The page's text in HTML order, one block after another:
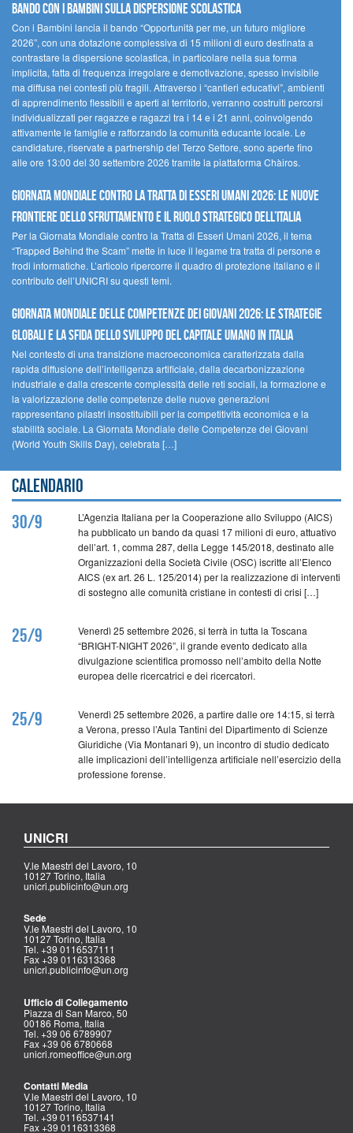
Bando Con i Bambini sulla dispersione scolastica
Con i Bambini lancia il bando “Opportunità per me, un futuro migliore
2026”, con una dotazione complessiva di 15 milioni di euro destinata a
contrastare la dispersione scolastica, in particolare nella sua forma
implicita, fatta di frequenza irregolare e demotivazione, spesso invisibile
ma diffusa nei contesti più fragili. Attraverso i “cantieri educativi”, ambienti
di apprendimento flessibili e aperti al territorio, verranno costruiti percorsi
individualizzati per ragazze e ragazzi tra i 14 e i 21 anni, coinvolgendo
attivamente le famiglie e rafforzando la comunità educante locale. Le
candidature, riservate a partnership del Terzo Settore, sono aperte fino
alle ore 13:00 del 30 settembre 2026 tramite la piattaforma Chàiros.
GIORNATA MONDIALE CONTRO LA TRATTA DI ESSERI UMANI 2026: LE NUOVE
FRONTIERE DELLO SFRUTTAMENTO E IL RUOLO STRATEGICO DELL’ITALIA
Per la Giornata Mondiale contro la Tratta di Esseri Umani 2026, il tema
“Trapped Behind the Scam” mette in luce il legame tra tratta di persone e
frodi informatiche. L’articolo ripercorre il quadro di protezione italiano e il
contributo dell’UNICRI su questi temi.
GIORNATA MONDIALE DELLE COMPETENZE DEI GIOVANI 2026: LE STRATEGIE
GLOBALI E LA SFIDA DELLO SVILUPPO DEL CAPITALE UMANO IN ITALIA
Nel contesto di una transizione macroeconomica caratterizzata dalla
rapida diffusione dell’intelligenza artificiale, dalla decarbonizzazione
industriale e dalla crescente complessità delle reti sociali, la formazione e
la valorizzazione delle competenze delle nuove generazioni
rappresentano pilastri insostituibili per la competitività economica e la
stabilità sociale. La Giornata Mondiale delle Competenze dei Giovani
(World Youth Skills Day), celebrata […]
Calendario
30/9
L’Agenzia Italiana per la Cooperazione allo Sviluppo (AICS)
ha pubblicato un bando da quasi 17 milioni di euro, attuativo
dell’art. 1, comma 287, della Legge 145/2018, destinato alle
Organizzazioni della Società Civile (OSC) iscritte all’Elenco
AICS (ex art. 26 L. 125/2014) per la realizzazione di interventi
di sostegno alle comunità cristiane in contesti di crisi […]
25/9
Venerdì 25 settembre 2026, si terrà in tutta la Toscana
“BRIGHT-NIGHT 2026”, il grande evento dedicato alla
divulgazione scientifica promosso nell’ambito della Notte
europea delle ricercatrici e dei ricercatori.
25/9
Venerdì 25 settembre 2026, a partire dalle ore 14:15, si terrà
a Verona, presso l’Aula Tantini del Dipartimento di Scienze
Giuridiche (Via Montanari 9), un incontro di studio dedicato
alle implicazioni dell’intelligenza artificiale nell’esercizio della
professione forense.
UNICRI
V.le Maestri del Lavoro, 10
10127 Torino, Italia
unicri.publicinfo@un.org
Sede
V.le Maestri del Lavoro, 10
10127 Torino, Italia
Tel. +39 0116537111
Fax +39 0116313368
unicri.publicinfo@un.org
Ufficio di Collegamento
Piazza di San Marco, 50
00186 Roma, Italia
Tel. +39 06 6789907
Fax +39 06 6780668
unicri.romeoffice@un.org
Contatti Media
V.le Maestri del Lavoro, 10
10127 Torino, Italia
Tel. +39 0116537141
Fax +39 0116313368